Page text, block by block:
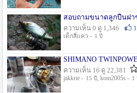
สอบถามขนาดลูกปืนฝา
ความเห็น 0 ดู 1,346
1
เด็กสี่แคว - 1 ปี
SHIMANO
ความเห็น 16 ดู 22,381
jakkrie - 15 ปี , kom2005s - 1